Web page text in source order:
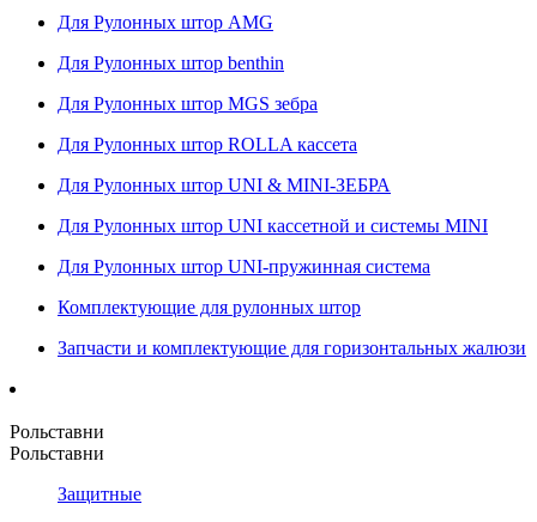
Для Рулонных штор AMG
Для Рулонных штор benthin
Для Рулонных штор MGS зебра
Для Рулонных штор ROLLA кассета
Для Рулонных штор UNI & MINI-ЗЕБРА
Для Рулонных штор UNI кассетной и системы MINI
Для Рулонных штор UNI-пружинная система
Комплектующие для рулонных штор
Запчасти и комплектующие для горизонтальных жалюзи
Рольставни
Рольставни
Защитные